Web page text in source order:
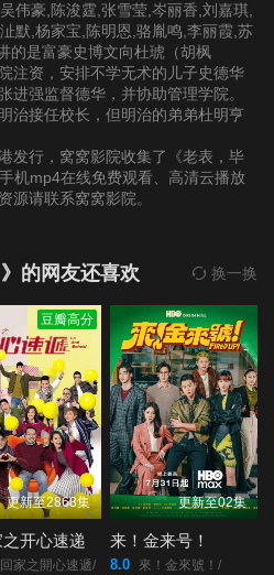
伟豪,陈浚霆,张雪莹,岑丽香,刘嘉琪,
默,杨家宝,陈明恩,骆胤鸣,李丽霞,苏
的是富豪史博文向杜琥（胡枫
注资，安排不学无术的儿子史德华
进强监督德华，并协助管理学院。
治接任校长，但明治的弟弟杜明亨
发行，窝窝影院收集了《老表，毕
机mp4在线免费观看、高清云播放
源请联系窝窝影院。
的网友还喜欢 换一换
豆瓣高分
更新至2868集
开心速递
家之開心速遞/
更新至02集
来！金来号！
8.0 來！金來號！/